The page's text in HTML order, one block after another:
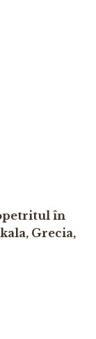
în
Grecia,